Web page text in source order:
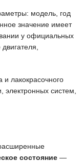
модель, год
значение имеет
у официальных
и лакокрасочного
электронных систем,
состояние —